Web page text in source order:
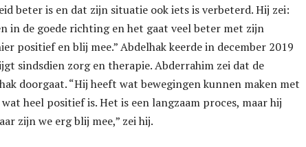
beter is en dat zijn situatie ook iets is verbeterd. Hij zei:
in de goede richting en het gaat veel beter met zijn
positief en blij mee.” Abdelhak keerde in december 2019
sindsdien zorg en therapie. Abderrahim zei dat de
doorgaat. “Hij heeft wat bewegingen kunnen maken met
heel positief is. Het is een langzaam proces, maar hij
zijn we erg blij mee,” zei hij.